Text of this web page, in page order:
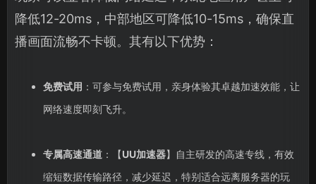
降低12-20ms，中部地区可降低10-15ms，确保直
播画面流畅不卡顿。其有以下优势：
免费试用 ：可参与免费试用，亲身体验其卓越加速效能，让
网络速度即刻飞升。
专属高速通道：【UU加速器】自主研发的高速专线，有效
缩短数据传输路径，减少延迟，特别适合远离服务器的玩